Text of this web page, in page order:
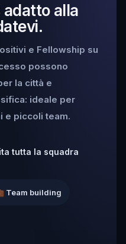
alla
e Fellowship su
possono
la città e
ideale per
e piccoli team.
tutta la squadra
Team building